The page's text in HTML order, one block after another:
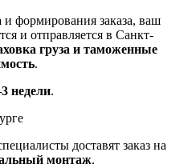
формирования заказа, ваш
и отправляется в Санкт-
груза и таможенные
.
недели.
доставят заказ на
монтаж.